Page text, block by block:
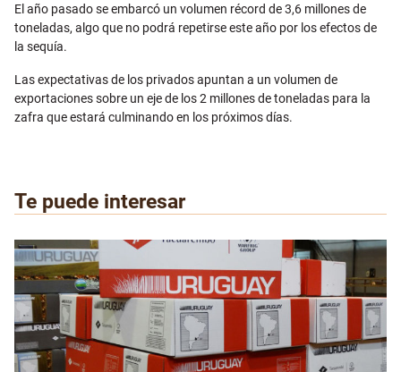
El año pasado se embarcó un volumen récord de 3,6 millones de
toneladas, algo que no podrá repetirse este año por los efectos de
la sequía.
Las expectativas de los privados apuntan a un volumen de
exportaciones sobre un eje de los 2 millones de toneladas para la
zafra que estará culminando en los próximos días.
Te puede interesar